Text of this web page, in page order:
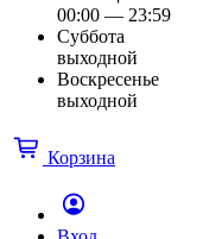
00:00 — 23:59
Суббота
выходной
Воскресенье
выходной
Корзина